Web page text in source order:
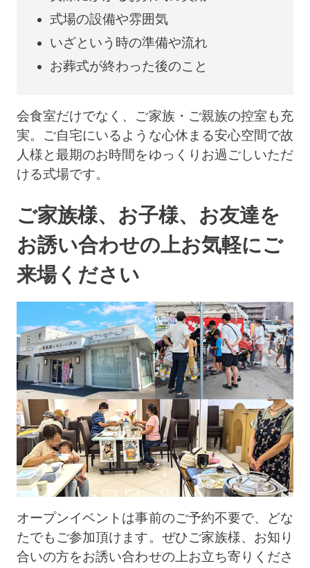
式場の設備や雰囲気
いざという時の準備や流れ
お葬式が終わった後のこと
会食室だけでなく、ご家族・ご親族の控室も充
実。ご自宅にいるような心休まる安心空間で故
人様と最期のお時間をゆっくりお過ごしいただ
ける式場です。
ご家族様、お子様、お友達を
お誘い合わせの上お気軽にご
来場ください
オープンイベントは事前のご予約不要で、どな
たでもご参加頂けます。ぜひご家族様、お知り
合いの方をお誘い合わせの上お立ち寄りくださ